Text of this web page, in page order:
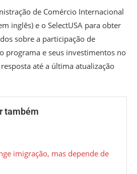
de Comércio Internacional
inglês) e o SelectUSA para obter
sobre a participação de
programa e seus investimentos no
até a última atualização
também
imigração, mas depende de